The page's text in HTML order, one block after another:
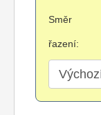
Směr
řazení: